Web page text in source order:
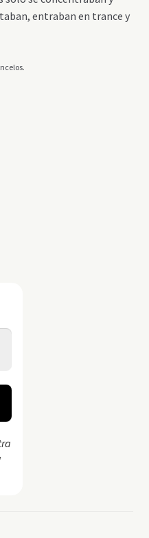
entraban en trance y